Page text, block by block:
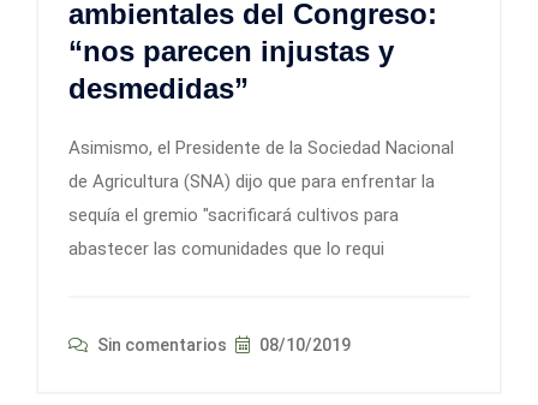
ambientales del Congreso:
“nos parecen injustas y
desmedidas”
Asimismo, el Presidente de la Sociedad Nacional
de Agricultura (SNA) dijo que para enfrentar la
sequía el gremio "sacrificará cultivos para
abastecer las comunidades que lo requi
Sin comentarios 08/10/2019